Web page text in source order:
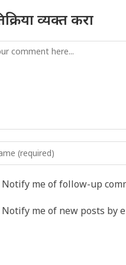
व्यक्त करा
Notify me of follow-up
Notify me of new posts by